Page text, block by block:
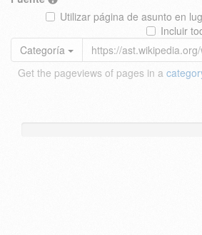
Utilizar página de asunto en
Incluir
Categoría
Get the pageviews of pages in a